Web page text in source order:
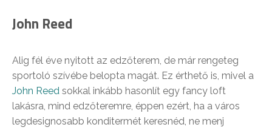
John Reed
Alig fél éve nyitott az edzőterem, de már rengeteg
sportoló szívébe belopta magát. Ez érthető is, mivel a
John Reed sokkal inkább hasonlít egy fancy loft
lakásra, mind edzőteremre, éppen ezért, ha a város
legdesignosabb konditermét keresnéd, ne menj